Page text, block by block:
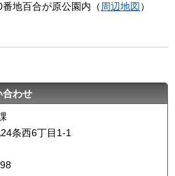
地百合が原公園内（ 周辺地図 ）
合わせ
条西6丁目1-1